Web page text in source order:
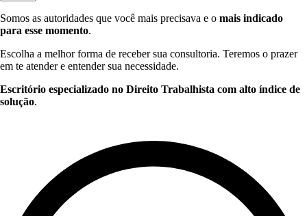
Somos as autoridades que você mais precisava e o mais indicado
para esse momento.
Escolha a melhor forma de receber sua consultoria. Teremos o prazer
em te atender e entender sua necessidade.
Escritório especializado no Direito Trabalhista com alto índice de
solução.